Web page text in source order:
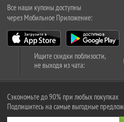
Все наши купоны доступны
через Мобильное Приложение:
Ищите скидки поблизости,
не выходя из чата:
Сэкономьте до 90% при любых покупках
Подпишитесь на самые выгодные